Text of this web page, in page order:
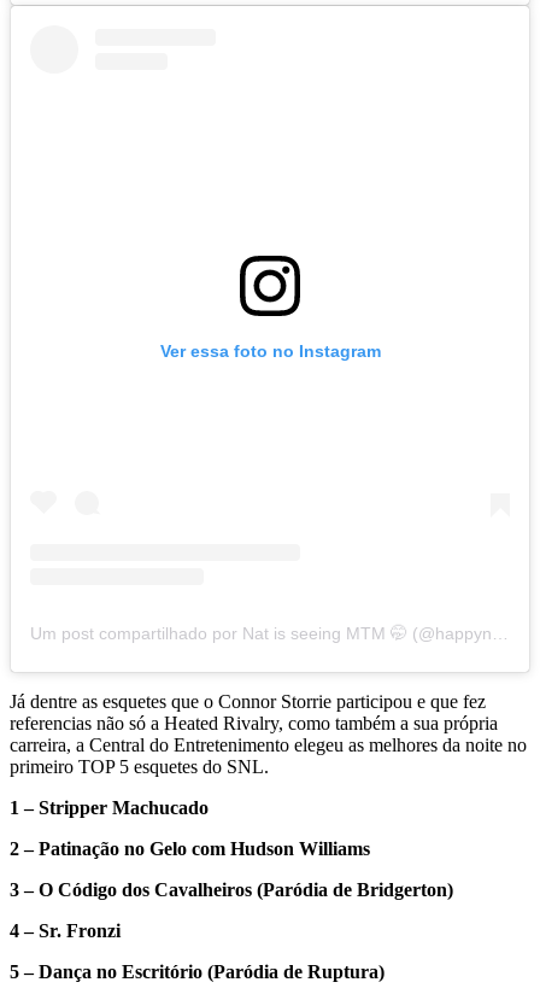
Ver essa foto no Instagram
Um post compartilhado por Nat is seeing MTM 🤭 (@happynattie__)
Já dentre as esquetes que o Connor Storrie participou e que fez
referencias não só a Heated Rivalry, como também a sua própria
carreira, a Central do Entretenimento elegeu as melhores da noite no
primeiro TOP 5 esquetes do SNL.
1 – Stripper Machucado
2 – Patinação no Gelo com Hudson Williams
3 – O Código dos Cavalheiros (Paródia de Bridgerton)
4 – Sr. Fronzi
5 – Dança no Escritório (Paródia de Ruptura)